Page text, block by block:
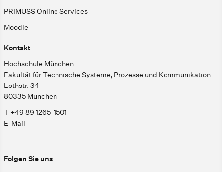
PRIMUSS Online Services
Moodle
Kontakt
Hochschule München
Fakultät für Technische Systeme, Prozesse und Kommunikation
Lothstr. 34
80335 München
T +49 89 1265-1501
E-Mail
Folgen Sie uns